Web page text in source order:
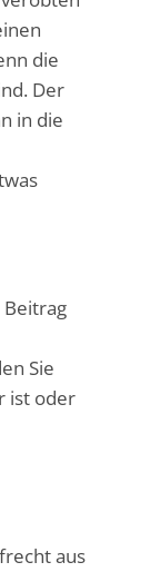
die
Der
in die
Sie
ist oder
aus